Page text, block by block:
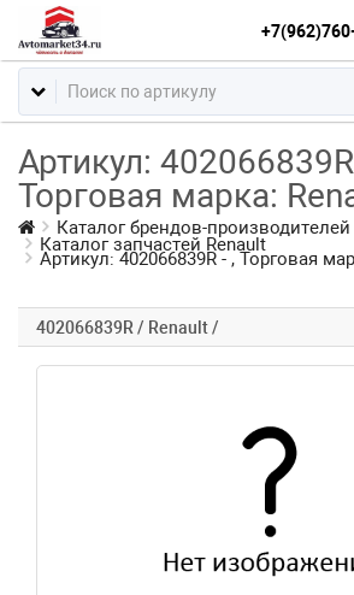
Артикул:
Торговая марка:
Каталог брендов-производителей
Каталог запчастей Renault
Артикул: 402066839R - , Торговая
402066839R / Renault /